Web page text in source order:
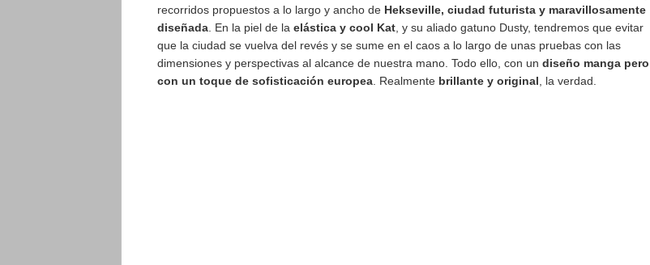
recorridos propuestos a lo largo y ancho de Hekseville, ciudad futurista y maravillosamente
diseñada. En la piel de la elástica y cool Kat, y su aliado gatuno Dusty, tendremos que evitar
que la ciudad se vuelva del revés y se sume en el caos a lo largo de unas pruebas con las
dimensiones y perspectivas al alcance de nuestra mano. Todo ello, con un diseño manga pero
con un toque de sofisticación europea. Realmente brillante y original , la verdad.